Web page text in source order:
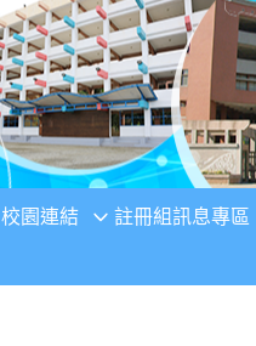
校園連結 註冊組訊息專區